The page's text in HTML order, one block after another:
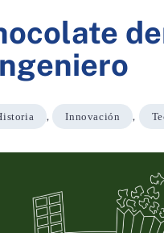
, Innovación ,